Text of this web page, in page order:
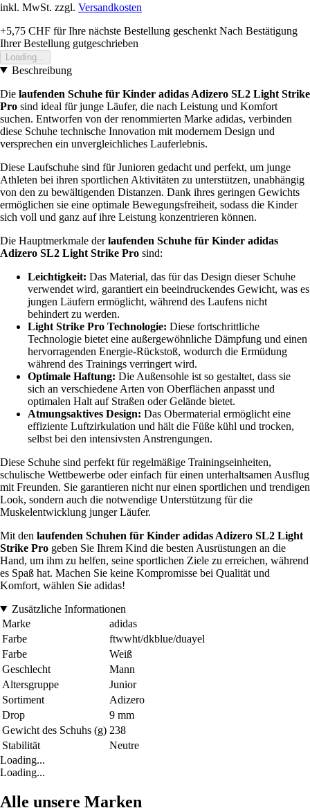
inkl. MwSt. zzgl. Versandkosten
+5,75 CHF für Ihre nächste Bestellung geschenkt Nach Bestätigung
Ihrer Bestellung gutgeschrieben
Loading...
Beschreibung
Die laufenden Schuhe für Kinder adidas Adizero SL2 Light Strike
Pro sind ideal für junge Läufer, die nach Leistung und Komfort
suchen. Entworfen von der renommierten Marke adidas, verbinden
diese Schuhe technische Innovation mit modernem Design und
versprechen ein unvergleichliches Lauferlebnis.
Diese Laufschuhe sind für Junioren gedacht und perfekt, um junge
Athleten bei ihren sportlichen Aktivitäten zu unterstützen, unabhängig
von den zu bewältigenden Distanzen. Dank ihres geringen Gewichts
ermöglichen sie eine optimale Bewegungsfreiheit, sodass die Kinder
sich voll und ganz auf ihre Leistung konzentrieren können.
Die Hauptmerkmale derlaufenden Schuhe für Kinder adidas
Adizero SL2 Light Strike Pro sind:
Leichtigkeit: Das Material, das für das Design dieser Schuhe
verwendet wird, garantiert ein beeindruckendes Gewicht, was es
jungen Läufern ermöglicht, während des Laufens nicht
behindert zu werden.
Light Strike Pro Technologie: Diese fortschrittliche
Technologie bietet eine außergewöhnliche Dämpfung und einen
hervorragenden Energie-Rückstoß, wodurch die Ermüdung
während des Trainings verringert wird.
Optimale Haftung: Die Außensohle ist so gestaltet, dass sie
sich an verschiedene Arten von Oberflächen anpasst und
optimalen Halt auf Straßen oder Gelände bietet.
Atmungsaktives Design: Das Obermaterial ermöglicht eine
effiziente Luftzirkulation und hält die Füße kühl und trocken,
selbst bei den intensivsten Anstrengungen.
Diese Schuhe sind perfekt für regelmäßige Trainingseinheiten,
schulische Wettbewerbe oder einfach für einen unterhaltsamen Ausflug
mit Freunden. Sie garantieren nicht nur einen sportlichen und trendigen
Look, sondern auch die notwendige Unterstützung für die
Muskelentwicklung junger Läufer.
Mit den laufenden Schuhen für Kinder adidas Adizero SL2 Light
Strike Pro geben Sie Ihrem Kind die besten Ausrüstungen an die
Hand, um ihm zu helfen, seine sportlichen Ziele zu erreichen, während
es Spaß hat. Machen Sie keine Kompromisse bei Qualität und
Komfort, wählen Sie adidas!
Zusätzliche Informationen
Marke
adidas
Farbe
ftwwht/dkblue/duayel
Farbe
Weiß
Geschlecht
Mann
Altersgruppe
Junior
Sortiment
Adizero
Drop
9 mm
Gewicht des Schuhs (g) 238
Stabilität
Neutre
Loading...
Loading...
Alle unsere Marken